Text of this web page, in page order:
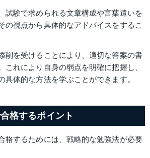
試験で求められる文章構成や言葉遣いを
の視点から具体的なアドバイスをするこ
削を受けることにより、適切な答案の書
これにより自身の弱点を明確に把握し、
具体的な方法を学ぶことができます。
格するポイント
格するためには、戦略的な勉強法が必要